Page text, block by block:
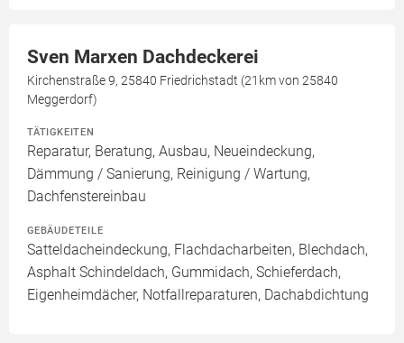
Sven Marxen Dachdeckerei
Kirchenstraße 9, 25840 Friedrichstadt (21km von 25840
Meggerdorf)
TÄTIGKEITEN
Reparatur, Beratung, Ausbau, Neueindeckung,
Dämmung / Sanierung, Reinigung / Wartung,
Dachfenstereinbau
GEBÄUDETEILE
Satteldacheindeckung, Flachdacharbeiten, Blechdach,
Asphalt Schindeldach, Gummidach, Schieferdach,
Eigenheimdächer, Notfallreparaturen, Dachabdichtung